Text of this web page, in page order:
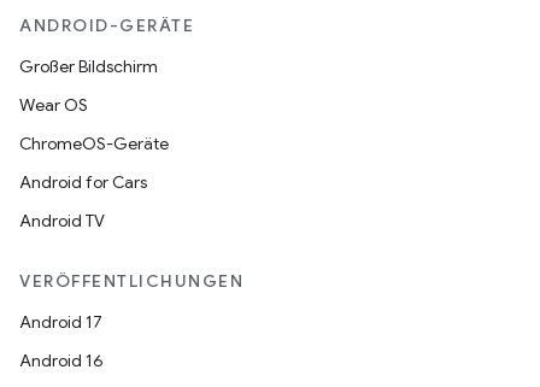
ANDROID-GERÄTE
Großer Bildschirm
Wear OS
ChromeOS-Geräte
Android for Cars
Android TV
VERÖFFENTLICHUNGEN
Android 17
Android 16